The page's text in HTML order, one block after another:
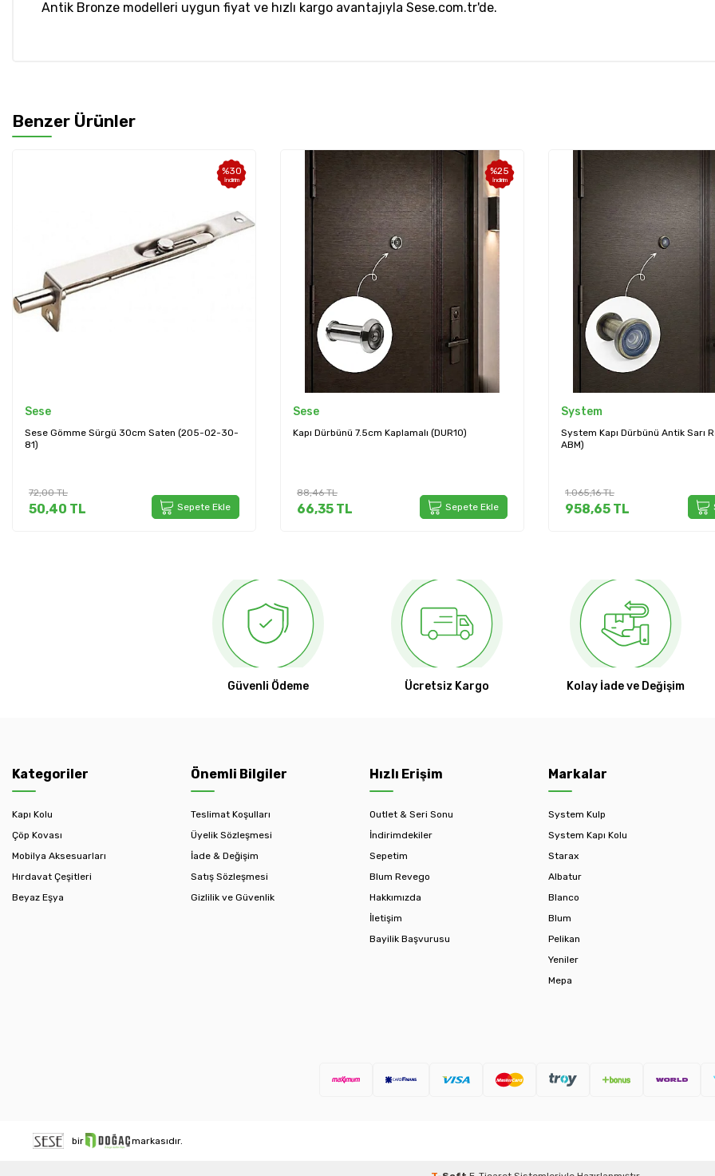
Antik Bronze modelleri uygun fiyat ve hızlı kargo avantajıyla Sese.com.tr'de.
Benzer Ürünler
(205-02-30-
Sepete Ekle
Kapı Dürbünü 7.5cm Kaplamalı (DUR10)
88,46TL
66,35TL Sepete Ekle
System Kapı Dürbünü Antik Sarı Renk (DV100
1.065,16TL
958,65TL Sepete Ekle
Kapı
68,56
58,27
Güvenli Ödeme Ücretsiz Kargo Kolay İade ve Değişim
Kategoriler
Kapı Kolu
Çöp Kovası
Mobilya Aksesuarları
Hırdavat Çeşitleri
Beyaz Eşya
Önemli Bilgiler
Teslimat Koşulları
Üyelik Sözleşmesi
İade & Değişim
Satış Sözleşmesi
Gizlilik ve Güvenlik
Hızlı Erişim
Outlet & Seri Sonu
İndirimdekiler
Sepetim
Blum Revego
Hakkımızda
İletişim
Bayilik Başvurusu
Markalar
System Kulp
System Kapı Kolu
Starax
Albatur
Blanco
Blum
Pelikan
Yeniler
Mepa
bir markasıdır.